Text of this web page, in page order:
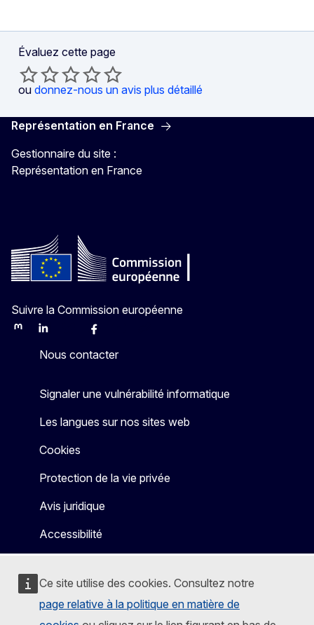
Ce site utilise des cookies. Consultez notre
page relative à la politique en matière de
Évaluez cette page
ou donnez-nous un avis plus détaillé
Représentation en France
Gestionnaire du site :
Représentation en France
Suivre la Commission européenne
MastodonLinkedInBlueskyFacebook
Nous contacter
Signaler une vulnérabilité informatique
Les langues sur nos sites web
Cookies
Protection de la vie privée
Avis juridique
Accessibilité